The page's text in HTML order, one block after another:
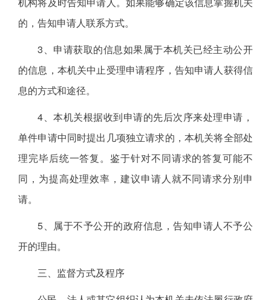
的，告知申请人联系方式。
3、申请获取的信息如果属于本机关已经主动公开
的信息，本机关中止受理申请程序，告知申请人获得信
息的方式和途径。
4、本机关根据收到申请的先后次序来处理申请，
单件申请中同时提出几项独立请求的，本机关将全部处
理完毕后统一答复。鉴于针对不同请求的答复可能不
同，为提高处理效率，建议申请人就不同请求分别申
请。
5、属于不予公开的政府信息，告知申请人不予公
开的理由。
三、监督方式及程序